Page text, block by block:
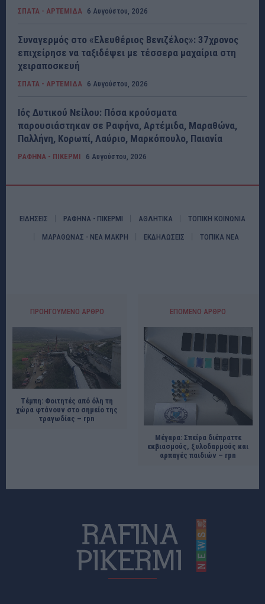
ΣΠΑΤΑ - ΑΡΤΕΜΙΔΑ 6 Αυγούστου, 2026
Συναγερμός στο «Ελευθέριος Βενιζέλος»: 37χρονος
επιχείρησε να ταξιδέψει με τέσσερα μαχαίρια στη
χειραποσκευή
ΣΠΑΤΑ - ΑΡΤΕΜΙΔΑ 6 Αυγούστου, 2026
Ιός Δυτικού Νείλου: Πόσα κρούσματα
παρουσιάστηκαν σε Ραφήνα, Αρτέμιδα, Μαραθώνα,
Παλλήνη, Κορωπί, Λαύριο, Μαρκόπουλο, Παιανία
ΡΑΦΗΝΑ - ΠΙΚΕΡΜΙ 6 Αυγούστου, 2026
ΕΙΔΗΣΕΙΣ ΡΑΦΗΝΑ - ΠΙΚΕΡΜΙ ΑΘΛΗΤΙΚΑ ΤΟΠΙΚΗ ΚΟΙΝΩΝΙΑ
ΜΑΡΑΘΩΝΑΣ - ΝΕΑ ΜΑΚΡΗ ΕΚΔΗΛΩΣΕΙΣ ΤΟΠΙΚΑ ΝΕΑ
ΠΡΟΗΓΟΎΜΕΝΟ ΆΡΘΡΟ
Tέμπη: Φοιτητές από όλη τη
χώρα φτάνουν στο σημείο της
τραγωδίας – rpn
ΕΠΌΜΕΝΟ ΆΡΘΡΟ
Μέγαρα: Σπείρα διέπραττε
εκβιασμούς, ξυλοδαρμούς και
αρπαγές παιδιών – rpn